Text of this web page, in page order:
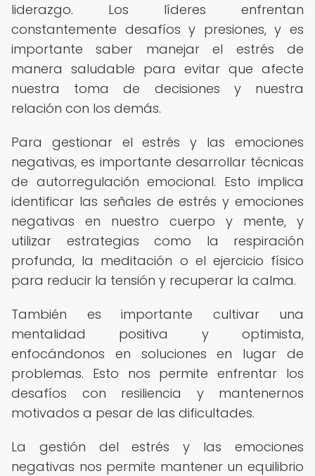
liderazgo. Los líderes enfrentan
constantemente desafíos y presiones, y es
importante saber manejar el estrés de
manera saludable para evitar que afecte
nuestra toma de decisiones y nuestra
relación con los demás.
Para gestionar el estrés y las emociones
negativas, es importante desarrollar técnicas
de autorregulación emocional. Esto implica
identificar las señales de estrés y emociones
negativas en nuestro cuerpo y mente, y
utilizar estrategias como la respiración
profunda, la meditación o el ejercicio físico
para reducir la tensión y recuperar la calma.
También es importante cultivar una
mentalidad positiva y optimista,
enfocándonos en soluciones en lugar de
problemas. Esto nos permite enfrentar los
desafíos con resiliencia y mantenernos
motivados a pesar de las dificultades.
La gestión del estrés y las emociones
negativas nos permite mantener un equilibrio